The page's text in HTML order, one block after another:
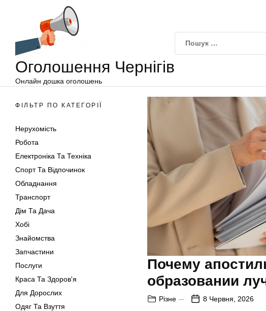
Оголошення Чернігів
Онлайн дошка оголошень
ФІЛЬТР ПО КАТЕГОРІЇ
Нерухомість
Робота
Електроніка Та Техніка
Спорт Та Відпочинок
Обладнання
Транспорт
Дім Та Дача
Хобі
Знайомства
Запчастини
Послуги
Краса Та Здоров'я
Для Дорослих
Одяг Та Взуття
Почему
образовании
Різне 8 Червня, 2026